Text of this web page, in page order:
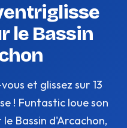
le Bassin
et glissez sur 13
! Funtastic loue son
Bassin d'Arcachon,